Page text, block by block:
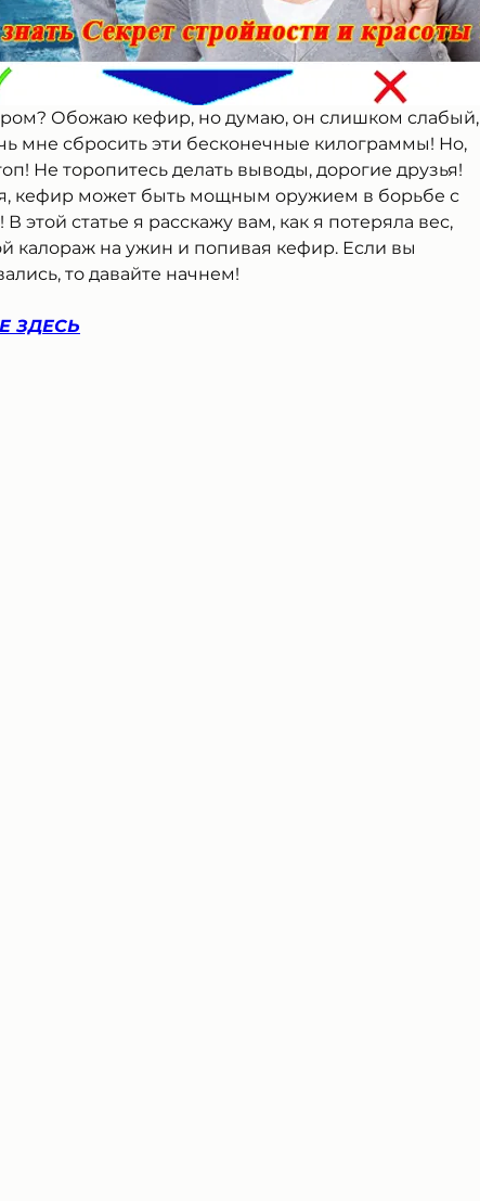
Обожаю кефир, но думаю, он слишком слабый,
мне сбросить эти бесконечные килограммы! Но,
Не торопитесь делать выводы, дорогие друзья!
кефир может быть мощным оружием в борьбе с
этой статье я расскажу вам, как я потеряла вес,
калораж на ужин и попивая кефир. Если вы
то давайте начнем!
ЗДЕСЬ